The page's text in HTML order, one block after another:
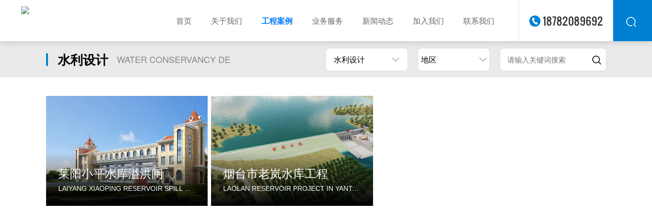
首页 关于我们 工程案例
市政设计
水利设计
风景园林
土地规划
城乡规划
工程测绘
工程咨询
工程造价
华东
业务服务 新闻动态 加入我们 联系我们 18782089692
水利设计 WATER CONSERVANCY DE 水利设计 地区
莱阳小平水库溢洪闸
LAIYANG XIAOPING RESERVOIR SPILL GATE
烟台市老岚水库工程
LAOLAN RESERVOIR PROJECT IN YANTAI CITY